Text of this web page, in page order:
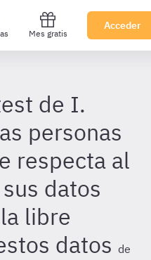
Mes gratis
Acceder
de I.
personas
respecta al
datos
libre
datos de